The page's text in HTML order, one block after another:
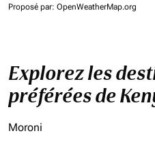
Proposé par: OpenWeatherMap.org
Explorez les
préférées de
Moroni